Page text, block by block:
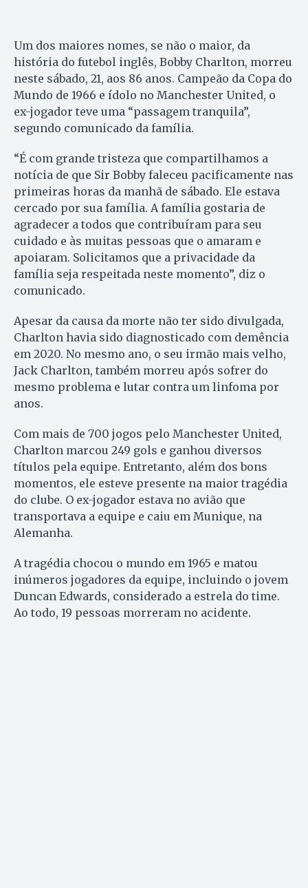
Um dos maiores nomes, se não o maior, da
história do futebol inglês, Bobby Charlton, morreu
neste sábado, 21, aos 86 anos. Campeão da Copa do
Mundo de 1966 e ídolo no Manchester United, o
ex-jogador teve uma “passagem tranquila”,
segundo comunicado da família.
“É com grande tristeza que compartilhamos a
notícia de que Sir Bobby faleceu pacificamente nas
primeiras horas da manhã de sábado. Ele estava
cercado por sua família. A família gostaria de
agradecer a todos que contribuíram para seu
cuidado e às muitas pessoas que o amaram e
apoiaram. Solicitamos que a privacidade da
família seja respeitada neste momento”, diz o
comunicado.
Apesar da causa da morte não ter sido divulgada,
Charlton havia sido diagnosticado com demência
em 2020. No mesmo ano, o seu irmão mais velho,
Jack Charlton, também morreu após sofrer do
mesmo problema e lutar contra um linfoma por
anos.
Com mais de 700 jogos pelo Manchester United,
Charlton marcou 249 gols e ganhou diversos
títulos pela equipe. Entretanto, além dos bons
momentos, ele esteve presente na maior tragédia
do clube. O ex-jogador estava no avião que
transportava a equipe e caiu em Munique, na
Alemanha.
A tragédia chocou o mundo em 1965 e matou
inúmeros jogadores da equipe, incluindo o jovem
Duncan Edwards, considerado a estrela do time.
Ao todo, 19 pessoas morreram no acidente.